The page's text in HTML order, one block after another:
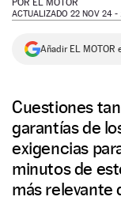
NEWSLETTER
POR EL MOTOR
ACTUALIZADO 22 NOV 24 -
Añadir EL MOTOR
Cuestiones
garantías de
exigencias
minutos de
más relevante